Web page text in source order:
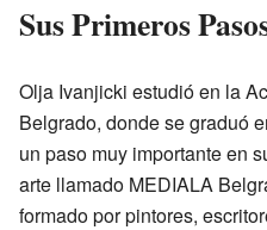
Sus Primeros
Olja Ivanjicki estudió en la
Belgrado, donde se graduó
un paso muy importante en
arte llamado MEDIALA
formado por pintores,